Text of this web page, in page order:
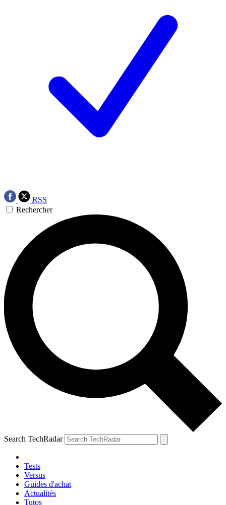
RSS
Rechercher
Search TechRadar
Tests
Versus
Guides d'achat
Actualités
Tutos